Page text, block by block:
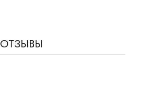
ОТЗЫВЫ